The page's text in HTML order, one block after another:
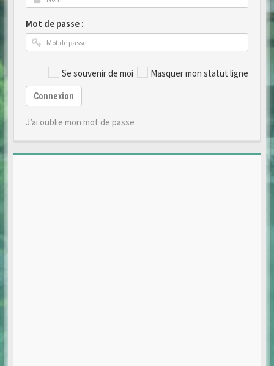
Mot de passe :
Se souvenir de moi Masquer mon statut ligne
Connexion
J’ai oublie mon mot de passe